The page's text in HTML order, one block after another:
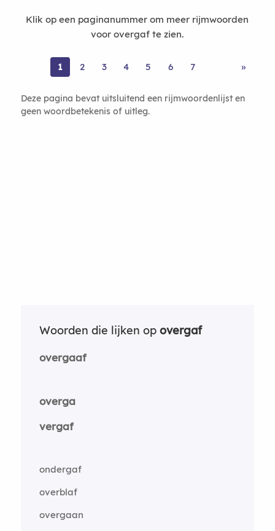
Klik op een paginanummer om meer rijmwoorden
voor overgaf te zien.
1 2 3 4 5 6 7 »
Deze pagina bevat uitsluitend een rijmwoordenlijst en
geen woordbetekenis of uitleg.
Woorden die lijken op overgaf
overgaaf
overga
vergaf
ondergaf
overblaf
overgaan